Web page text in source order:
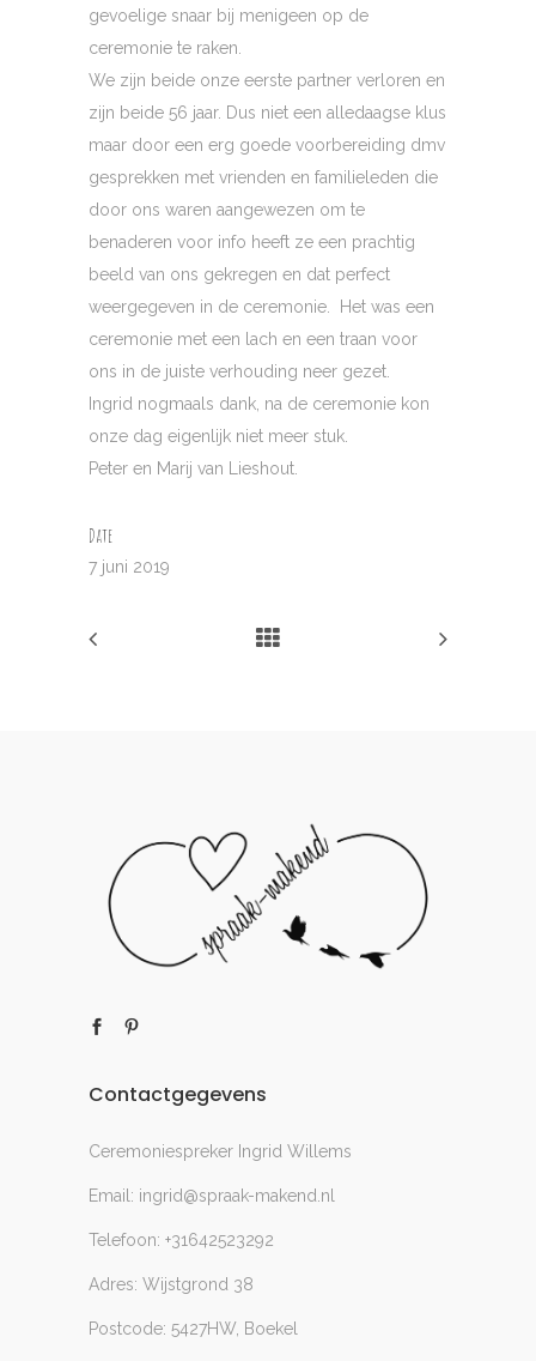
gevoelige snaar bij menigeen op de
ceremonie te raken.
We zijn beide onze eerste partner verloren en
zijn beide 56 jaar. Dus niet een alledaagse klus
maar door een erg goede voorbereiding dmv
gesprekken met vrienden en familieleden die
door ons waren aangewezen om te
benaderen voor info heeft ze een prachtig
beeld van ons gekregen en dat perfect
weergegeven in de ceremonie. Het was een
ceremonie met een lach en een traan voor
ons in de juiste verhouding neer gezet.
Ingrid nogmaals dank, na de ceremonie kon
onze dag eigenlijk niet meer stuk.
Peter en Marij van Lieshout.
Date
7 juni 2019
Contactgegevens
Ceremoniespreker Ingrid Willems
Email: ingrid@spraak-makend.nl
Telefoon: +31642523292
Adres: Wijstgrond 38
Postcode: 5427HW, Boekel